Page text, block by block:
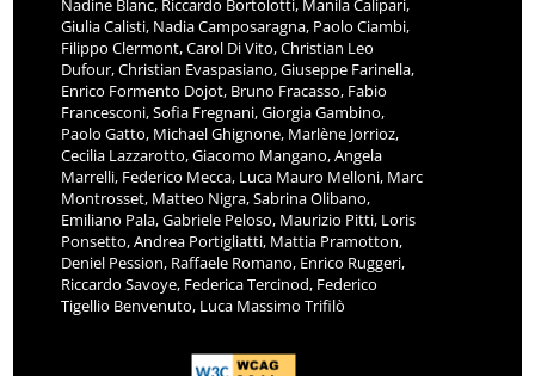
Nadine Blanc, Riccardo Bortolotti, Manila Calipari,
Giulia Calisti, Nadia Camposaragna, Paolo Ciambi,
Filippo Clermont, Carol Di Vito, Christian Leo
Dufour, Christian Evaspasiano, Giuseppe Farinella,
Enrico Formento Dojot, Bruno Fracasso, Fabio
Francesconi, Sofia Fregnani, Giorgia Gambino,
Paolo Gatto, Michael Ghignone, Marlène Jorrioz,
Cecilia Lazzarotto, Giacomo Mangano, Angela
Marrelli, Federico Mecca, Luca Mauro Melloni, Marc
Montrosset, Matteo Nigra, Sabrina Olibano,
Emiliano Pala, Gabriele Peloso, Maurizio Pitti, Loris
Ponsetto, Andrea Portigliatti, Mattia Pramotton,
Deniel Pession, Raffaele Romano, Enrico Ruggeri,
Riccardo Savoye, Federica Tercinod, Federico
Tigellio Benvenuto, Luca Massimo Trifilò